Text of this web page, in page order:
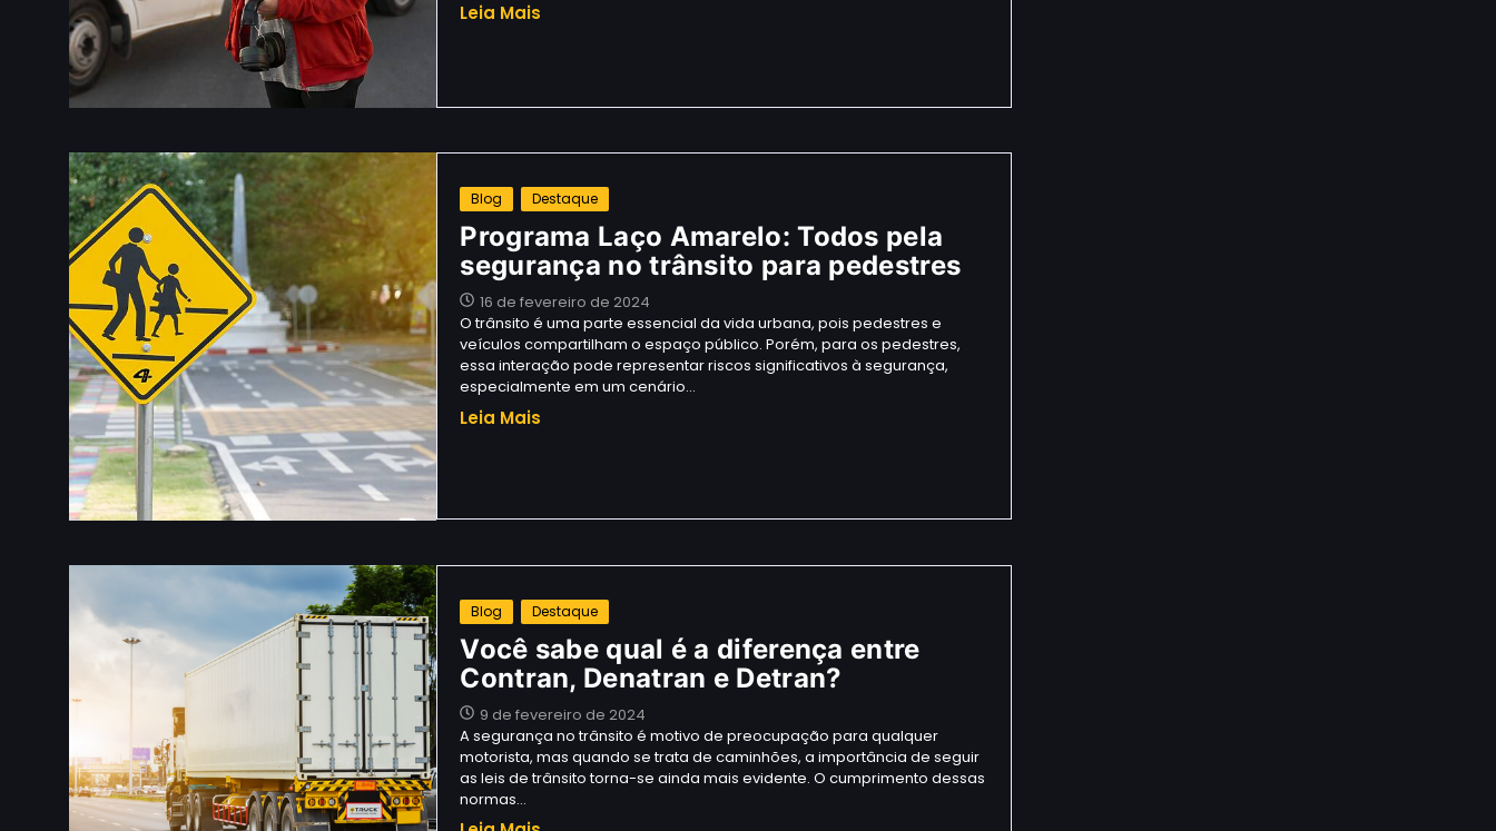
Leia Mais
Blog Destaque
Programa Laço Amarelo: Todos pela
segurança no trânsito para pedestres
16 de fevereiro de 2024
O trânsito é uma parte essencial da vida urbana, pois pedestres e
veículos compartilham o espaço público. Porém, para os pedestres,
essa interação pode representar riscos significativos à segurança,
especialmente em um cenário…
Leia Mais
Blog Destaque
Você sabe qual é a diferença entre
Contran, Denatran e Detran?
9 de fevereiro de 2024
A segurança no trânsito é motivo de preocupação para qualquer
motorista, mas quando se trata de caminhões, a importância de seguir
as leis de trânsito torna-se ainda mais evidente. O cumprimento dessas
normas…